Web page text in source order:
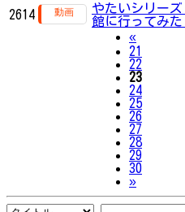
2614
やたいシリー
館に行ってみた
«Previous
21
22
23
24
25
26
27
28
29
30
»Next